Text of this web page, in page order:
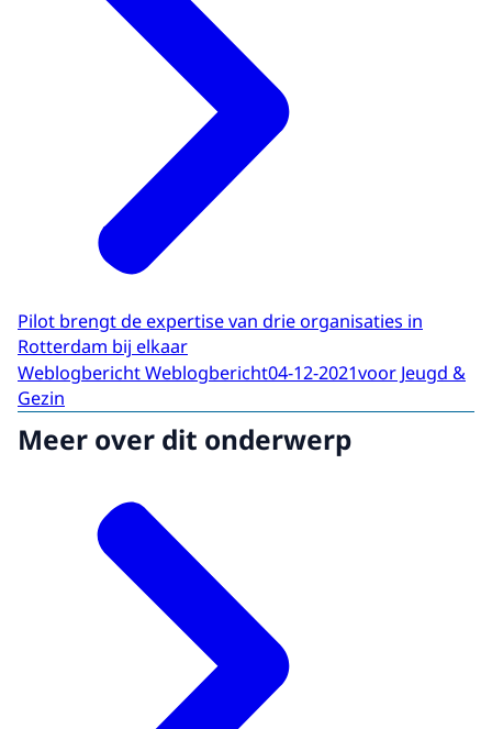
Pilot brengt de expertise van drie organisaties in
Rotterdam bij elkaar
Weblogbericht Weblogbericht04-12-2021voor Jeugd &
Gezin
Meer over dit onderwerp